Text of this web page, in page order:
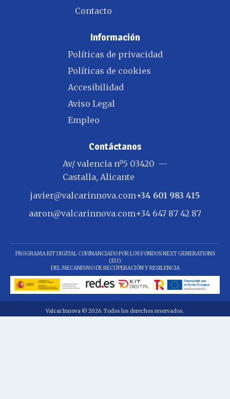
Contacto
Información
Políticas de privacidad
Políticas de cookies
Accesibilidad
Aviso Legal
Empleo
Contáctanos
Av/ valencia nº5 03420 —
Castalla, Alicante
javier@valcarinnova.com+34 601 983 415
aaron@valcarinnova.com+34 647 87 42 87
PROGRAMA KIT DIGITAL COFINANCIADO POR LOS FONDOS NEXT GENERATIONS
(EU)
DEL MECANISMO DE RECUPERACIÓN Y RESILENCIA
Valcar Innova © 2026. Todos los derechos reservados.